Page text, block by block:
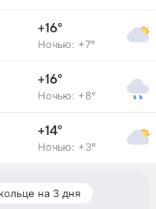
+16°
Ночью: +7°
+16°
Ночью: +8°
+14°
Ночью: +3°
на 3 дня